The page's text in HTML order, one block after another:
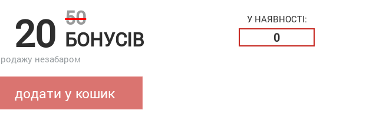
20 50
БОНУСІВ
У НАЯВНОСТІ:
0
незабаром
додати у кошик